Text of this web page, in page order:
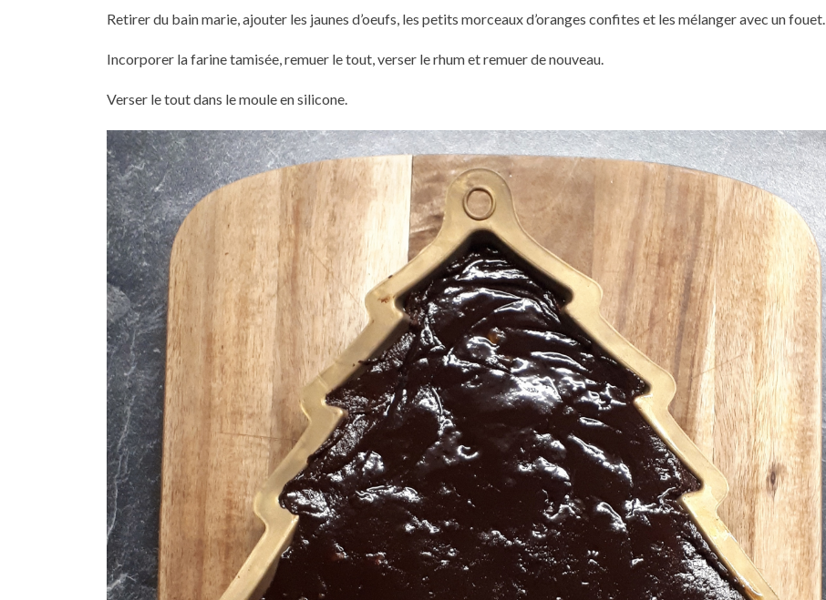
Retirer du bain marie, ajouter les jaunes d’oeufs, les petits morceaux d’oranges confites et les mélanger avec un fouet.
Incorporer la farine tamisée, remuer le tout, verser le rhum et remuer de nouveau.
Verser le tout dans le moule en silicone.